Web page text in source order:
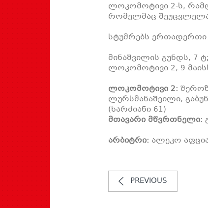
ლოკომოტივი 2-ს,
რომელმაც
სტუმრებს ერთადერთი
მინაშვილის გუნდს, 7
ლოკომოტივი 2, 9
ლოკომოტივი 2:
ლურსმანაშვილი,
(ხარძიანი 61)
მთავარი მწვრთნელი:
არბიტრი: ალეკო
PREVIOUS